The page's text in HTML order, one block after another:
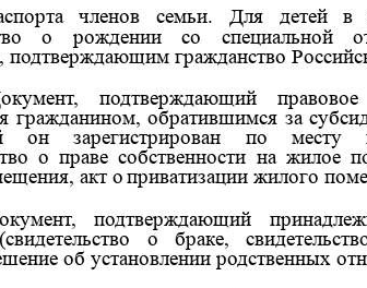
членов семьи. Для детей
о рождении со специальной
гражданство
подтверждающий
гражданином, обратившимся за
он зарегистрирован по месту
о праве собственности на жилое
акт оприватизации жилого
подтверждающий
о браке,
об установлении родственных